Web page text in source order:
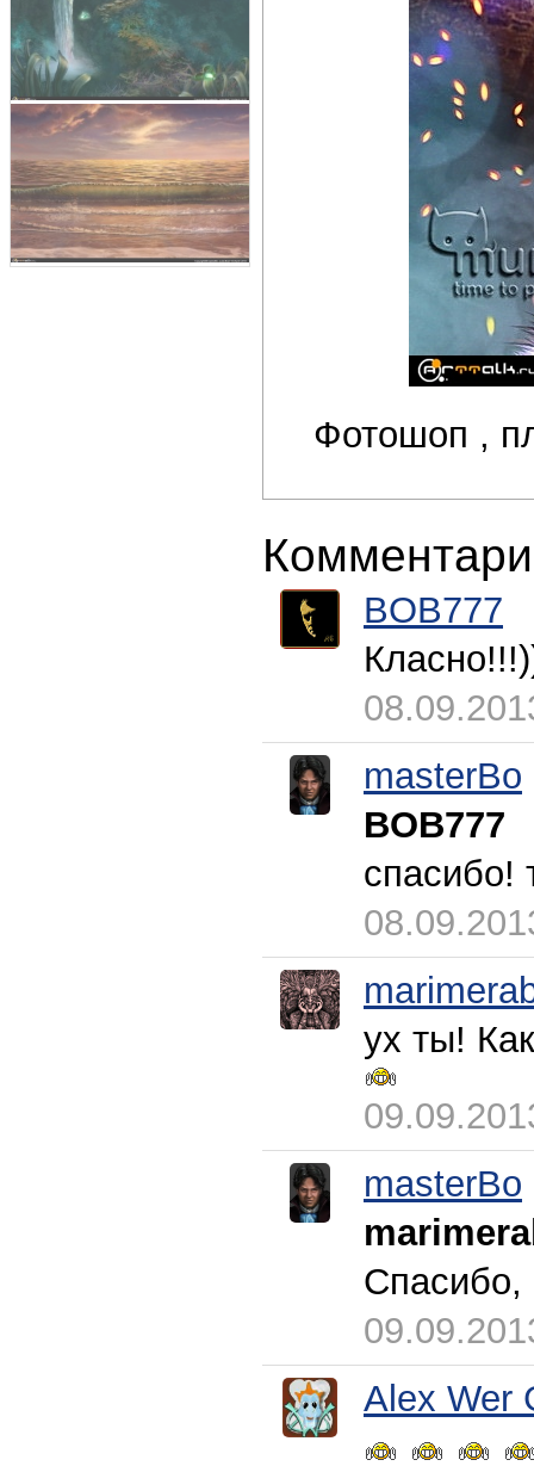
Фотошоп ,
BOB777
masterBo
BOB777
спасибо!
ух ты!
masterBo
Спасибо,
Alex Wer